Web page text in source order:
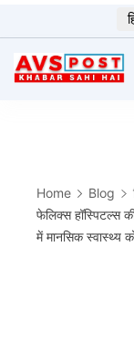
to
content
Home Blog
फेलिक्स हॉस्पिटल्स
में मानसिक स्वास्थ्य